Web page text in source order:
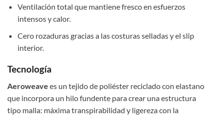
Ventilación total que mantiene fresco en esfuerzos
intensos y calor.
Cero rozaduras gracias a las costuras selladas y el slip
interior.
Tecnología
Aeroweave es un tejido de poliéster reciclado con elastano
que incorpora un hilo fundente para crear una estructura
tipo malla: máxima transpirabilidad y ligereza con la